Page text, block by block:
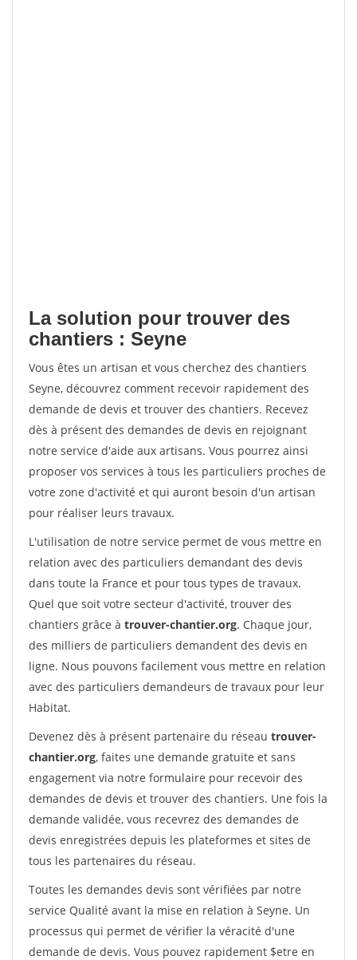
La solution pour trouver des
chantiers : Seyne
Vous êtes un artisan et vous cherchez des chantiers
Seyne, découvrez comment recevoir rapidement des
demande de devis et trouver des chantiers. Recevez
dès à présent des demandes de devis en rejoignant
notre service d'aide aux artisans. Vous pourrez ainsi
proposer vos services à tous les particuliers proches de
votre zone d'activité et qui auront besoin d'un artisan
pour réaliser leurs travaux.
L'utilisation de notre service permet de vous mettre en
relation avec des particuliers demandant des devis
dans toute la France et pour tous types de travaux.
Quel que soit votre secteur d'activité, trouver des
chantiers grâce à trouver-chantier.org. Chaque jour,
des milliers de particuliers demandent des devis en
ligne. Nous pouvons facilement vous mettre en relation
avec des particuliers demandeurs de travaux pour leur
Habitat.
Devenez dès à présent partenaire du réseau trouver-
chantier.org, faites une demande gratuite et sans
engagement via notre formulaire pour recevoir des
demandes de devis et trouver des chantiers. Une fois la
demande validée, vous recevrez des demandes de
devis enregistrées depuis les plateformes et sites de
tous les partenaires du réseau.
Toutes les demandes devis sont vérifiées par notre
service Qualité avant la mise en relation à Seyne. Un
processus qui permet de vérifier la véracité d'une
demande de devis. Vous pouvez rapidement $etre en